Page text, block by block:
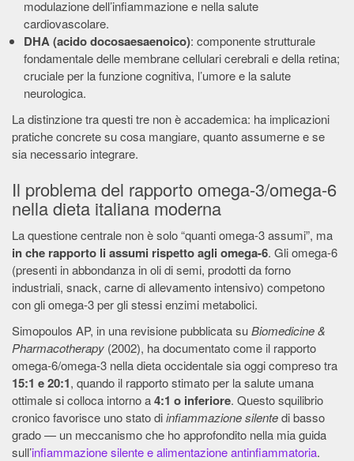
modulazione dell’infiammazione e nella salute
cardiovascolare.
DHA (acido docosaesaenoico): componente strutturale
fondamentale delle membrane cellulari cerebrali e della retina;
cruciale per la funzione cognitiva, l’umore e la salute
neurologica.
La distinzione tra questi tre non è accademica: ha implicazioni
pratiche concrete su cosa mangiare, quanto assumerne e se
sia necessario integrare.
Il problema del rapporto omega-3/omega-6
nella dieta italiana moderna
La questione centrale non è solo “quanti omega-3 assumi”, ma
in che rapporto li assumi rispetto agli omega-6. Gli omega-6
(presenti in abbondanza in oli di semi, prodotti da forno
industriali, snack, carne di allevamento intensivo) competono
con gli omega-3 per gli stessi enzimi metabolici.
Simopoulos AP, in una revisione pubblicata suBiomedicine &
Pharmacotherapy (2002), ha documentato come il rapporto
omega-6/omega-3 nella dieta occidentale sia oggi compreso tra
15:1 e 20:1, quando il rapporto stimato per la salute umana
ottimale si colloca intorno a4:1 o inferiore. Questo squilibrio
cronico favorisce uno stato diinfiammazione silentedi basso
grado — un meccanismo che ho approfondito nella mia guida
sull’infiammazione silente e alimentazione antinfiammatoria.